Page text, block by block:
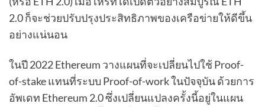
2.0 ก็จะช่วยปรับปรุงประสิทธิภาพของเครือข่ายให้ดีขึ้น
อย่างแน่นอน
ในปี 2022 Ethereum วางแผนที่จะเปลี่ยนไปใช้ Proof-
of-stake แทนที่ระบบ Proof-of-work ในปัจจุบัน ด้วยการ
อัพเดท Ethereum 2.0 ซึ่งเปลี่ยนแปลงครั้งนี้อยู่ในแผน